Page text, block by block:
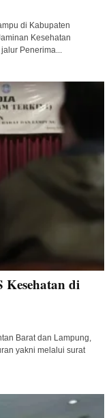
di Kabupaten
Kesehatan
Penerima...
Kesehatan di
Barat dan Lampung,
yakni melalui surat